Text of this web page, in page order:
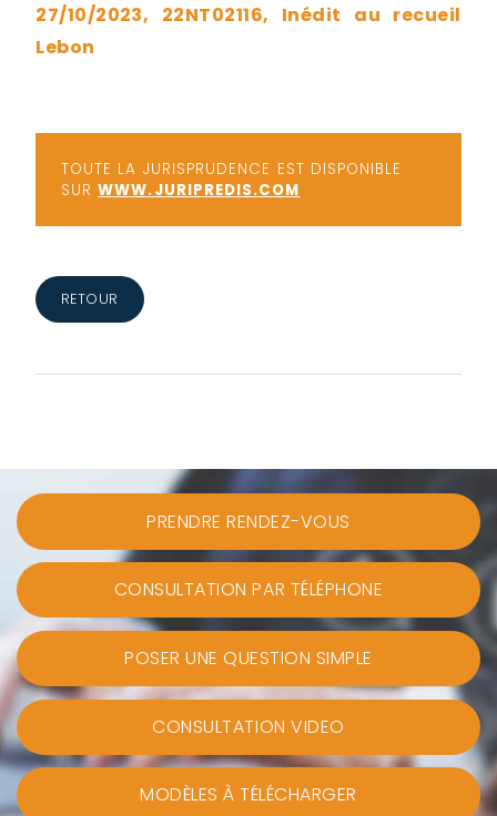
27/10/2023, 22NT02116, Inédit au recueil
Lebon
TOUTE LA JURISPRUDENCE EST DISPONIBLE
SURWWW.JURIPREDIS.COM
RETOUR
PRENDRE RENDEZ-VOUS
CONSULTATION PAR TÉLÉPHONE
POSER UNE QUESTION SIMPLE
CONSULTATION VIDEO
MODÈLES À TÉLÉCHARGER